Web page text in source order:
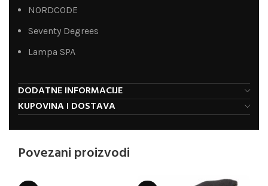
NORDCODE
Seventy Degrees
Lampa SPA
DODATNE INFORMACIJE
KUPOVINA I DOSTAVA
Povezani proizvodi